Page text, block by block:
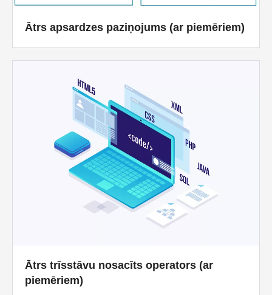
Ātrs apsardzes paziņojums (ar piemēriem)
Ātrs trīsstāvu nosacīts operators (ar
piemēriem)